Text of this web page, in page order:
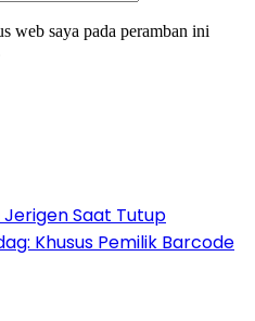
web saya pada peramban ini
Jerigen Saat Tutup
Khusus Pemilik Barcode